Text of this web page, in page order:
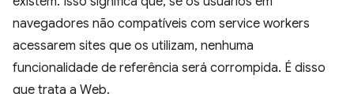
navegadores não compatíveis com service workers
acessarem sites que os utilizam, nenhuma
funcionalidade de referência será corrompida. É disso
que trata a Web.